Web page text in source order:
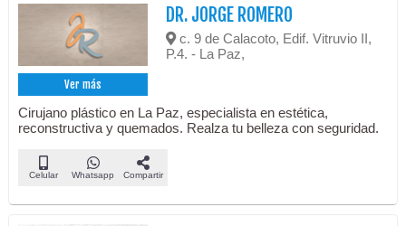
Ver más
DR. JORGE ROMERO
c. 9 de Calacoto, Edif. Vitruvio II,
P.4. - La Paz,
Cirujano plástico en La Paz, especialista en estética,
reconstructiva y quemados. Realza tu belleza con seguridad.
Celular Whatsapp Compartir